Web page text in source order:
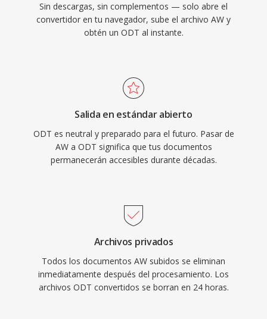
Sin descargas, sin complementos — solo abre el
convertidor en tu navegador, sube el archivo AW y
obtén un ODT al instante.
Salida en estándar abierto
ODT es neutral y preparado para el futuro. Pasar de
AW a ODT significa que tus documentos
permanecerán accesibles durante décadas.
Archivos privados
Todos los documentos AW subidos se eliminan
inmediatamente después del procesamiento. Los
archivos ODT convertidos se borran en 24 horas.